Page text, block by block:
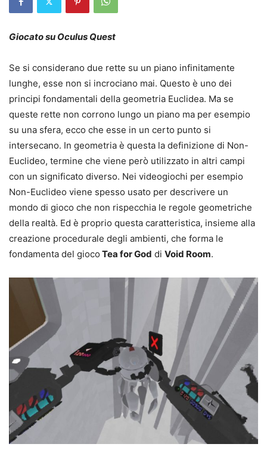
Giocato su Oculus Quest
Se si considerano due rette su un piano infinitamente
lunghe, esse non si incrociano mai. Questo è uno dei
principi fondamentali della geometria Euclidea. Ma se
queste rette non corrono lungo un piano ma per esempio
su una sfera, ecco che esse in un certo punto si
intersecano. In geometria è questa la definizione di Non-
Euclideo, termine che viene però utilizzato in altri campi
con un significato diverso. Nei videogiochi per esempio
Non-Euclideo viene spesso usato per descrivere un
mondo di gioco che non rispecchia le regole geometriche
della realtà. Ed è proprio questa caratteristica, insieme alla
creazione procedurale degli ambienti, che forma le
fondamenta del gioco Tea for God di Void Room.